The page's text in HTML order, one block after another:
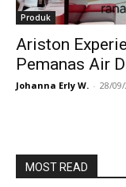
Produk
Ariston
Pemanas Air
Johanna Erly W. - 28/
MOST READ